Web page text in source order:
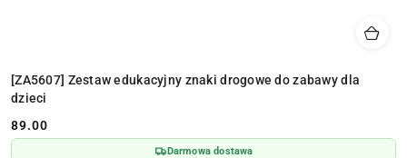
[ZA5607] Zestaw edukacyjny znaki drogowe do zabawy dla
dzieci
Cena:
89.00
Darmowa dostawa